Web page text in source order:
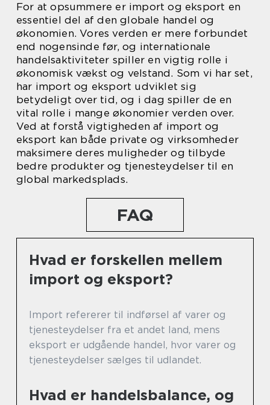
For at opsummere er import og eksport en
essentiel del af den globale handel og
økonomien. Vores verden er mere forbundet
end nogensinde før, og internationale
handelsaktiviteter spiller en vigtig rolle i
økonomisk vækst og velstand. Som vi har set,
har import og eksport udviklet sig
betydeligt over tid, og i dag spiller de en
vital rolle i mange økonomier verden over.
Ved at forstå vigtigheden af import og
eksport kan både private og virksomheder
maksimere deres muligheder og tilbyde
bedre produkter og tjenesteydelser til en
global markedsplads.
FAQ
Hvad er forskellen mellem
import og eksport?
Import refererer til indførsel af varer og
tjenesteydelser fra et andet land, mens
eksport er udgående handel, hvor varer og
tjenesteydelser sælges til udlandet.
Hvad er handelsbalance, og